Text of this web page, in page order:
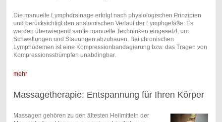
Die manuelle Lymphdrainage erfolgt nach physiologischen Prinzipien
und berücksichtigt den anatomischen Verlauf der Lymphgefäße. Es
werden überwiegend sanfte manuelle Techninken eingesetzt, um
Schwellungen und Stauungen abzubauen. Bei chronischen
Lymphödemen ist eine Kompressionbandagierung bzw. das Tragen von
Kompressionsstrümpfen unabdingbar.
mehr
Massagetherapie: Entspannung für Ihren Körper
Massagen gehören zu den ältesten Heilmitteln der